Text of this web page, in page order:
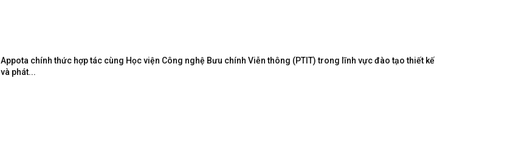
Appota chính thức hợp tác cùng Học viện Công nghệ Bưu chính Viễn thông (PTIT) trong lĩnh vực đào tạo thiết kế
và phát...